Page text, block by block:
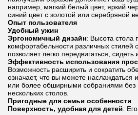
например, мягкий белый цвет, яркий
синий цвет с золотой или серебряной
Опыт пользователя
Удобный ужин
Эргономичный дизайн: Высота стола
комфортабельности различных стилей
позволяет легко передвигаться, сидеть
Эффективность использования
Возможность расширить и сократить
означает, что вы можете
или более обширными собраниями без
нескольких столов.
Пригодные для семьи особенности
Поверхность, удобная для детей: